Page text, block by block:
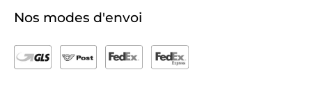
Nos modes d'envoi